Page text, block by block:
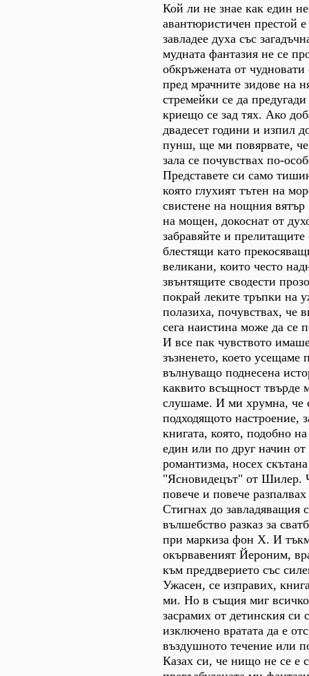
Кой ли не знае как един
авантюристичен престой
завладее духа със
мудната фантазия не се
обкръжената от
пред мрачните зидове на
стремейки се да
криещо се зад тях. Ако
двадесет години и изпил
пунш, ще ми повярвате, че
зала се почувствах по-
Представете си само
която глухият тътен на
свистене на нощния вятър
на мощен, докоснат от
забравяйте и
блестящи като
великани, които често
звънтящите сводести
покрай леките тръпки на
полазиха, почувствах, че
сега наистина може да се
И все пак чувството
зъзненето, което усещаме
вълнуващо поднесена
каквито всъщност твърде
слушаме. И ми хрумна, че
подходящото настроение,
книгата, която, подобно
един или по друг начин от
романтизма, носех
"Ясновидецът" от Шилер.
повече и повече
Стигнах до завладяващия
вълшебство разказ за
при маркиза фон Х. И
окървавеният Йероним,
към преддверието със
Ужасен, се изправих,
ми. Но в същия миг всичко
засрамих от детинския си
изключено вратата да е
въздушното течение или
Казах си, че нищо не се е